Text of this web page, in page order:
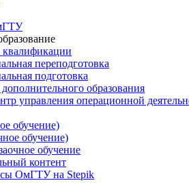
переподготовка
подготовка
образования
управления операционной
обучение)
обучение)
обучение
контент
ОмГТУ на Stepik